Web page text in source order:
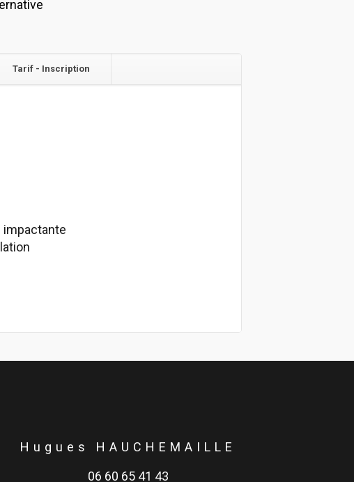
Tarif - Inscription
impactante
Hugues HAUCHEMAILLE
06 60 65 41 43